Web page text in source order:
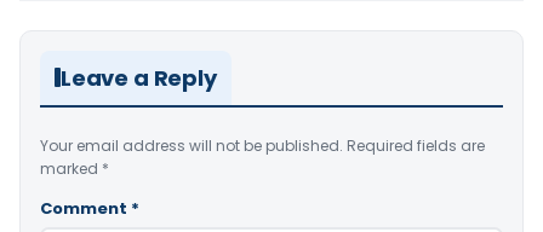
Leave a Reply
Your email address will not be published. Required fields are
marked *
Comment *